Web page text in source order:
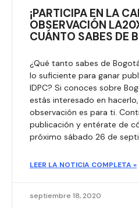
¡PARTICIPA EN LA
OBSERVACIÓN
CUÁNTO SABES DE
¿Qué tanto sabes de
lo suficiente para ganar
IDPC? Si conoces sobre
estás interesado en
observación es para ti.
publicación y entérate de
próximo sábado 26 de
LEER LA NOTICIA COMPLETA »
septiembre 18, 2020